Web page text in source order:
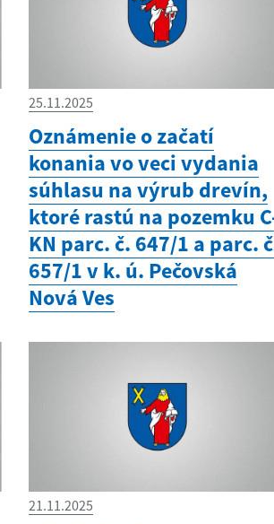
25.11.2025
Oznámenie o začatí
konania vo veci vydania
súhlasu na výrub drevín,
ktoré rastú na pozemku
KN parc. č. 647/1 a parc.
657/1 v k. ú. Pečovská
Nová Ves
21.11.2025